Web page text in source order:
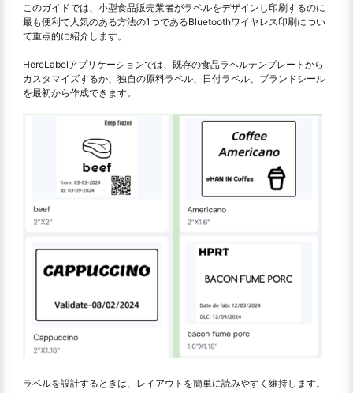
このガイドでは、小型食品販売業者がラベルをデザインし印刷するのに
最も便利で人気のある方法の1つであるBluetoothワイヤレス印刷につい
て重点的に紹介します。
HereLabelアプリケーションでは、既存の食品ラベルテンプレートから
カスタマイズするか、独自の原料ラベル、日付ラベル、ブランドシール
を最初から作成できます。
ラベルを設計するときは、レイアウトを簡単に読みやすく維持します。